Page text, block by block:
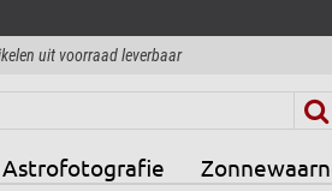
uit voorraad leverbaar
Astrofotografie